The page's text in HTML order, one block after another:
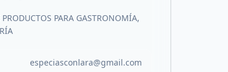
PARA GASTRONOMÍA,
especiasconlara@gmail.com